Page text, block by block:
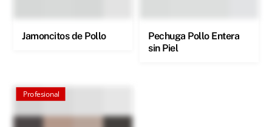
Jamoncitos de Pollo
Pechuga Pollo Entera
sin Piel
Profesional